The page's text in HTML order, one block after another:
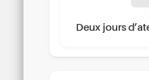
Deux jours